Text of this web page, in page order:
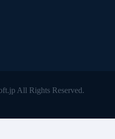
All Rights Reserved.